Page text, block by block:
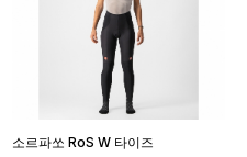
소르파쏘 RoS W 타이즈